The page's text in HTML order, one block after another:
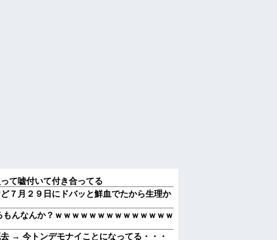
て嘘付いて付き合ってる
７月２９日にドバッと鮮血でたから生理か
んなんか？ｗｗｗｗｗｗｗｗｗｗｗｗｗｗ
→ 今トンデモナイことになってる・・・